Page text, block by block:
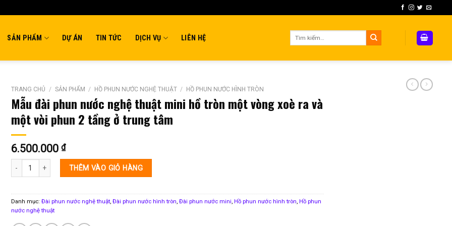
SẢN PHẨM DỰ ÁN TIN TỨC DỊCH VỤ LIÊN HỆ
TRANG CHỦ / SẢN PHẨM / HỒ PHUN NƯỚC NGHỆ THUẬT / HỒ PHUN NƯỚC HÌNH TRÒN
Mẫu đài phun nước nghệ thuật mini hồ tròn một vòng xoè ra và
một vòi phun 2 tầng ở trung tâm
6.500.000₫
Mẫu đài phun nước nghệ thuật mini hồ tròn một vòng xoè ra và một vòi phun 2 tầng ở trung tâm số lượng
THÊM VÀO GIỎ HÀNG
Danh mục:Đài phun nước nghệ thuật,Đài phun nước hình tròn,Đài phun nước mini,Hồ phun nước hình tròn,Hồ phun
nước nghệ thuật